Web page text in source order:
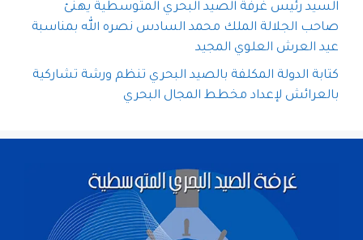
السيد رئيس غرفة الصيد البحري المتوسطية يهنئ
صاحب الجلالة الملك محمد السادس نصره الله بمناسبة
عيد العرش العلوي المجيد
كتابة الدولة المكلفة بالصيد البحري تنظم ورشة تشاركية
بالعرائش لإعداد مخطط المجال البحري